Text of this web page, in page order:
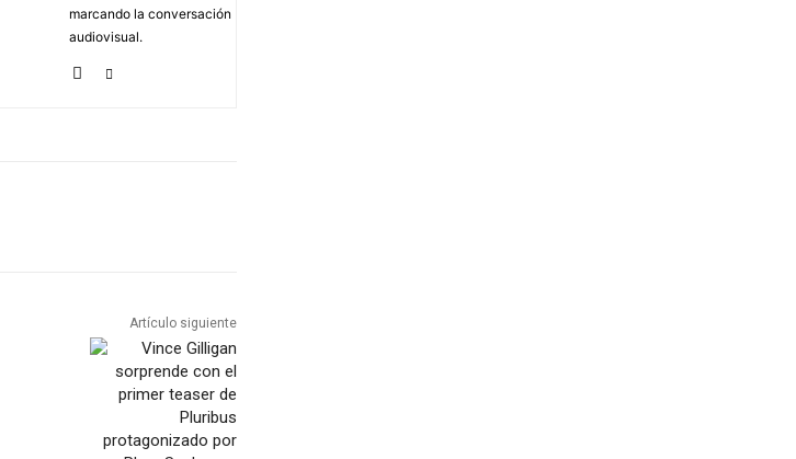
marcando la conversación
audiovisual.
Artículo siguiente